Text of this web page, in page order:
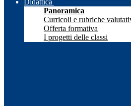
Didattica
Panoramica
Curricoli e rubriche
Offerta formativa
I progetti delle classi